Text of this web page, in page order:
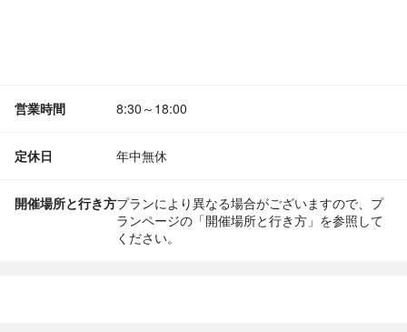
営業時間 8:30～18:00
定休日 年中無休
開催場所と行き方プランにより異なる場合がございますので、プ
ランページの「開催場所と行き方」を参照して
ください。